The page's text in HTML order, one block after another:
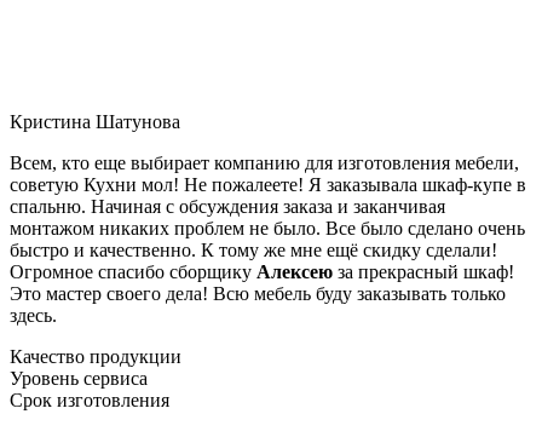
Кристина Шатунова
Всем, кто еще выбирает компанию для изготовления мебели,
советую Кухни мол! Не пожалеете! Я заказывала шкаф-купе в
спальню. Начиная с обсуждения заказа и заканчивая
монтажом никаких проблем не было. Все было сделано очень
быстро и качественно. К тому же мне ещё скидку сделали!
Огромное спасибо сборщику Алексею за прекрасный шкаф!
Это мастер своего дела! Всю мебель буду заказывать только
здесь.
Качество продукции
Уровень сервиса
Срок изготовления